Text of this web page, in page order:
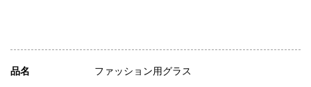
品名 ファッション用グラス